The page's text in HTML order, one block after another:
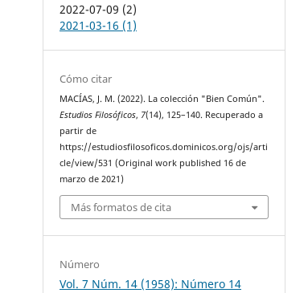
2022-07-09 (2)
2021-03-16 (1)
Cómo citar
MACÍAS, J. M. (2022). La colección "Bien Común".
Estudios Filosóficos, 7(14), 125–140. Recuperado a
partir de
https://estudiosfilosoficos.dominicos.org/ojs/arti
cle/view/531 (Original work published 16 de
marzo de 2021)
Más formatos de cita
Número
Vol. 7 Núm. 14 (1958): Número 14